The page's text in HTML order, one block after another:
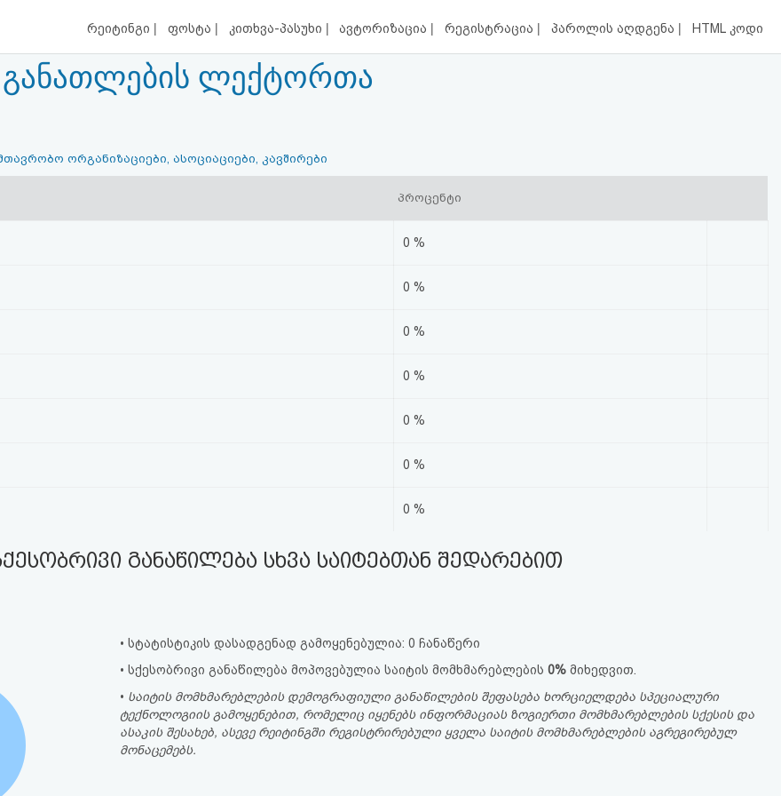
რეიტინგი | ფოსტა | კითხვა-პასუხი | ავტორიზაცია | რეგისტრაცია | პაროლის აღდგენა | HTML კოდი
ლექტორთა
ორგანიზაციები, ასოციაციები, კავშირები
პროცენტი
0 %
0 %
0 %
0 %
0 %
0 %
0 %
განაწილება სხვა საიტებთან შედარებით
• სტატისტიკის დასადგენად გამოყენებულია: 0 ჩანაწერი
• სქესობრივი განაწილება მოპოვებულია საიტის მომხმარებლების 0% მიხედვით.
• საიტის მომხმარებლების დემოგრაფიული განაწილების შეფასება ხორციელდება სპეციალური
ტექნოლოგიის გამოყენებით, რომელიც იყენებს ინფორმაციას ზოგიერთი მომხმარებლების სქესის და
ასაკის შესახებ, ასევე რეიტინგში რეგისტრირებული ყველა საიტის მომხმარებლების აგრეგირებულ
მონაცემებს.